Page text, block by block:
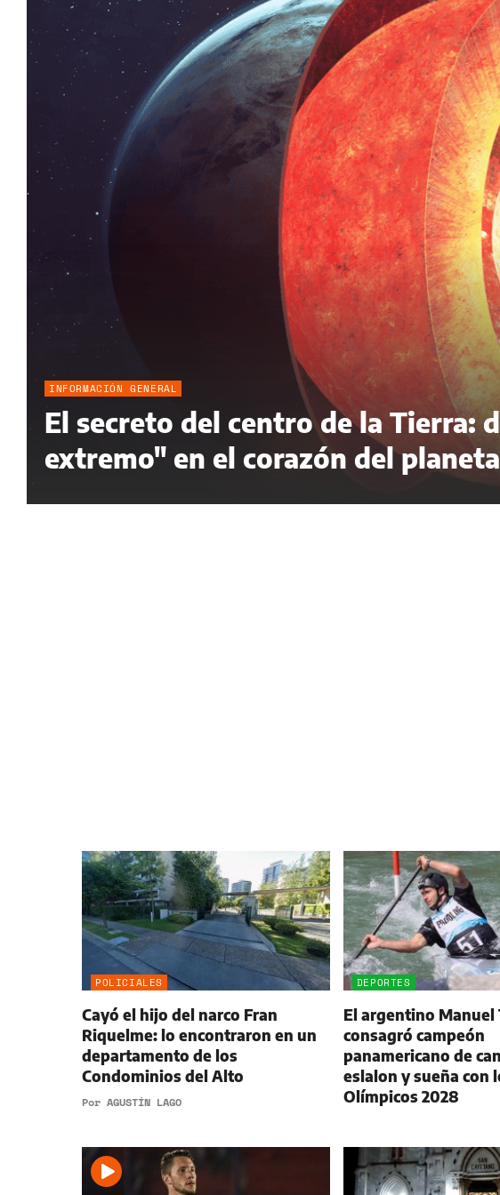
INFORMACIÓN GENERAL
El secreto del centro de la Tierra:
extremo" en el corazón del planeta
POLICIALES
Cayó el hijo del narco Fran
Riquelme: lo encontraron en un
departamento de los
Condominios del Alto
Por AGUSTÍN LAGO
DEPORTES
El argentino Manuel
consagró campeón
panamericano de
eslalon y sueña con
Olímpicos 2028